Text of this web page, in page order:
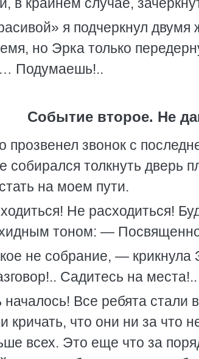
я подчеркнул
но Эрка только
Подумаешь!..
Событие второе. Не
прозвенел звонок с
собирался толкнуть дверь
на моем пути.
Не расходиться!
тоном: —
не собрание, — крикнула
Садитесь на места!..
началось! Все ребята стали
кричать, что они ни за что
всех. Это еще что за